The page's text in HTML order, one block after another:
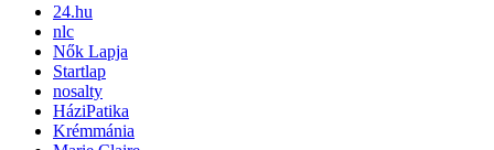
24.hu
nlc
Nők Lapja
Startlap
nosalty
HáziPatika
Krémmánia